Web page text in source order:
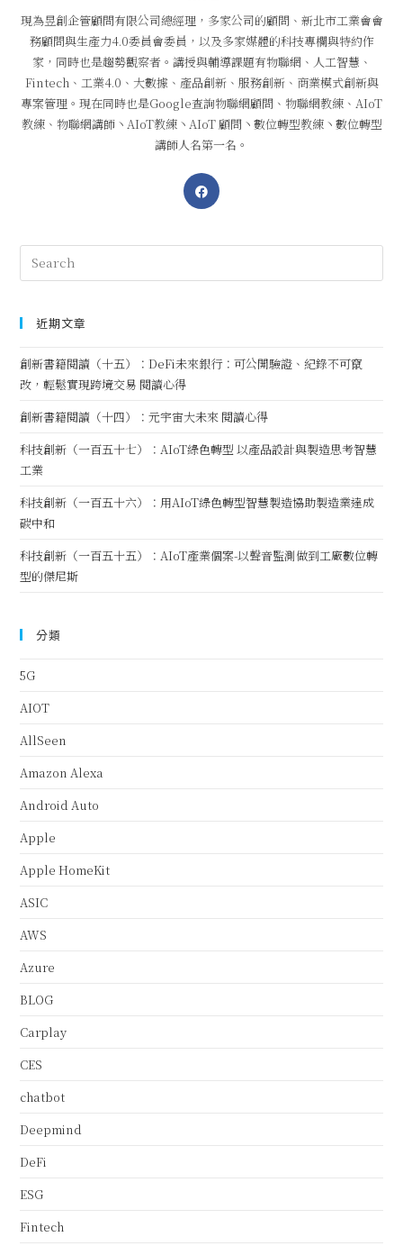
現為昱創企管顧問有限公司總經理，多家公司的顧問、新北市工業會會
務顧問與生產力4.0委員會委員，以及多家媒體的科技專欄與特約作
家，同時也是趨勢觀察者。講授與輔導課題有物聯網、人工智慧、
Fintech、工業4.0、大數據、產品創新、服務創新、商業模式創新與
專案管理。現在同時也是Google查詢物聯網顧問、物聯網教練、AIoT
教練、物聯網講師丶AIoT教練丶AIoT 顧問丶數位轉型教練丶數位轉型
講師人名第一名。
近期文章
創新書籍閱讀（十五）：DeFi未來銀行：可公開驗證、紀錄不可竄
改，輕鬆實現跨境交易 閱讀心得
創新書籍閱讀（十四）：元宇宙大未來 閱讀心得
科技創新（一百五十七）：AIoT綠色轉型 以產品設計與製造思考智慧
工業
科技創新（一百五十六）：用AIoT綠色轉型智慧製造協助製造業達成
碳中和
科技創新（一百五十五）：AIoT產業個案-以聲音監測做到工廠數位轉
型的傑尼斯
分類
5G
AIOT
AllSeen
Amazon Alexa
Android Auto
Apple
Apple HomeKit
ASIC
AWS
Azure
BLOG
Carplay
CES
chatbot
Deepmind
DeFi
ESG
Fintech